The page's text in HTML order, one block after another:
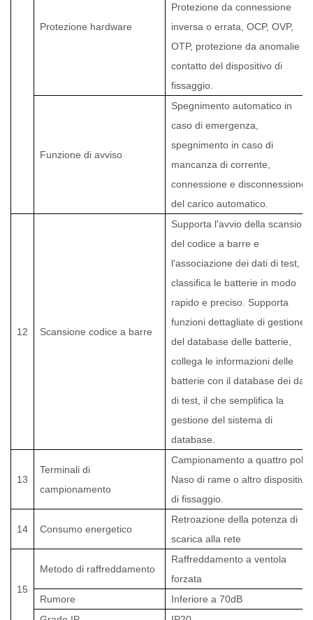
Protezione hardware
Protezione da connessione
inversa o errata, OCP, OVP,
OTP, protezione da anomalie di
contatto del dispositivo di
fissaggio.
Funzione di avviso
Spegnimento automatico in
caso di emergenza,
spegnimento in caso di
mancanza di corrente,
connessione e disconnessione
del carico automatico.
12 Scansione codice a barre
Supporta l'avvio della scansione
del codice a barre e
l'associazione dei dati di test,
classifica le batterie in modo
rapido e preciso. Supporta
funzioni dettagliate di gestione
del database delle batterie,
collega le informazioni delle
batterie con il database dei dati
di test, il che semplifica la
gestione del sistema di
database.
13
Terminali di
campionamento
Campionamento a quattro poli.
Naso di rame o altro dispositivo
di fissaggio.
14 Consumo energetico
Retroazione della potenza di
scarica alla rete
15
Metodo di raffreddamento
Raffreddamento a ventola
forzata
Rumore
Inferiore a 70dB